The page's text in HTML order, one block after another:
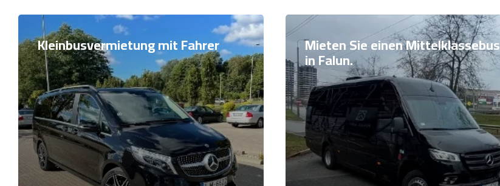
Kleinbusvermietung mit Fahrer Mieten Sie einen Mittelklassebus
in Falun.